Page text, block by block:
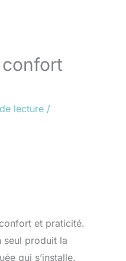
lecture /
et praticité.
seul produit la
qui s’installe.